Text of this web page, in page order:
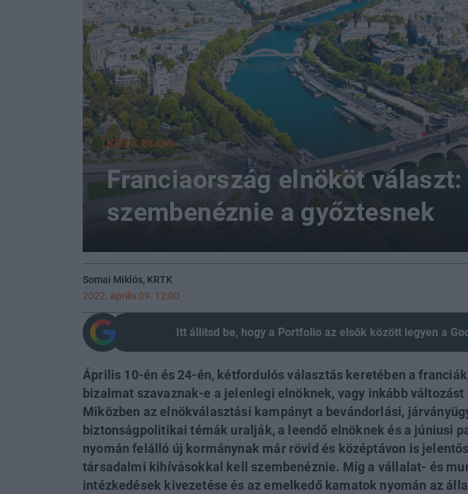
KRTK BLOG
Franciaország elnököt
szembenéznie a győztesnek
Somai Miklós, KRTK
2022. április 09. 12:00
Itt állítsd be, hogy a Portfolio az elsők között legyen a
Április 10-én és 24-én, kétfordulós választás keretében a
bizalmat szavaznak-e a jelenlegi elnöknek, vagy inkább változást
Miközben az elnökválasztási kampányt a bevándorlási,
biztonságpolitikai témák uralják, a leendő elnöknek és a júniusi
nyomán felálló új kormánynak már rövid és középtávon is
társadalmi kihívásokkal kell szembenéznie. Míg a vállalat- és
intézkedések kivezetése és az emelkedő kamatok nyomán az